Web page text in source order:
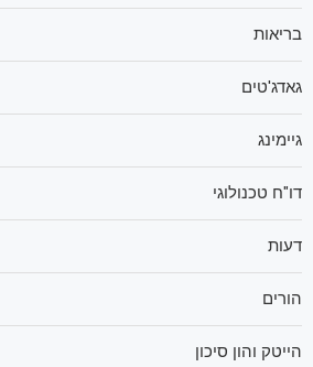
בריאות
גאדג'טים
גיימינג
דו"ח טכנולוגי
דעות
הורים
הייטק והון סיכון